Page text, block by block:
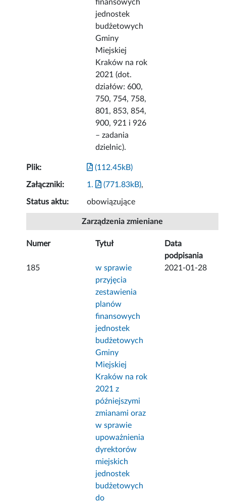
finansowych
jednostek
budżetowych
Gminy
Miejskiej
Kraków na rok
2021 (dot.
działów: 600,
750, 754, 758,
801, 853, 854,
900, 921 i 926
– zadania
dzielnic).
Plik: (112.45kB)
Załączniki: 1. (771.83kB),
Status aktu: obowiązujące
Zarządzenia zmieniane
Numer Tytuł
Data
podpisania
185
w sprawie
przyjęcia
zestawienia
planów
finansowych
jednostek
budżetowych
Gminy
Miejskiej
Kraków na rok
2021 z
późniejszymi
zmianami oraz
w sprawie
upoważnienia
dyrektorów
miejskich
jednostek
budżetowych
do
2021-01-28